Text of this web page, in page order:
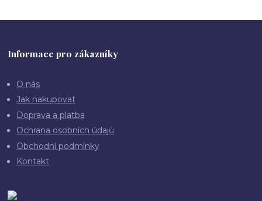
Informace pro zákazníky
O nás
Jak nakupovat
Doprava a platba
Ochrana osobních údajů
Obchodní podmínky
Kontakt